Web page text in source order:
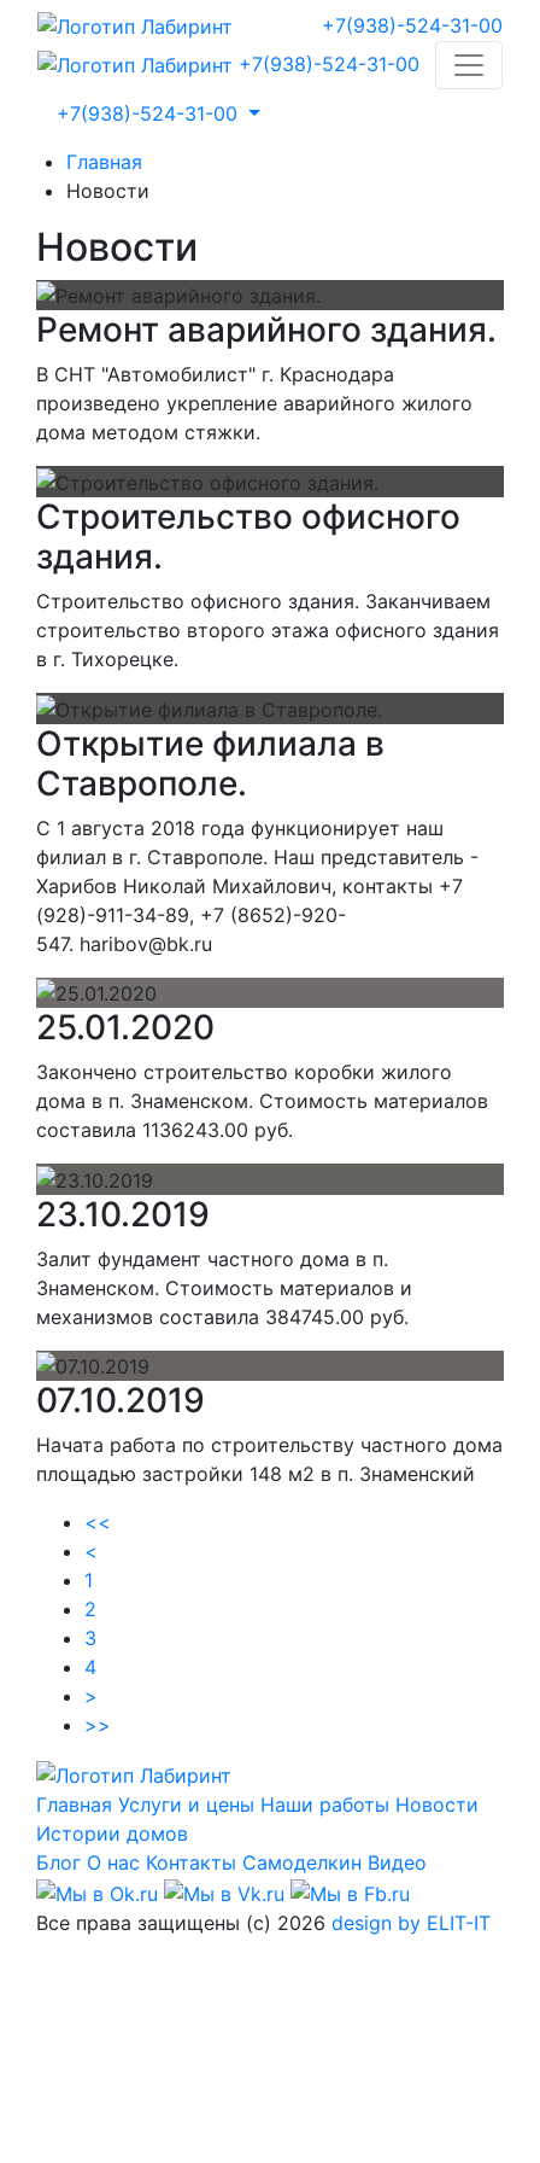
+7(938)-524-31-00
+7(938)-524-31-00
+7(938)-524-31-00
Главная
Новости
Новости
Ремонт аварийного здания.
В СНТ "Автомобилист" г. Краснодара
произведено укрепление аварийного жилого
дома методом стяжки.
Строительство офисного
здания.
Строительство офисного здания. Заканчиваем
строительство второго этажа офисного здания
в г. Тихорецке.
Открытие филиала в
Ставрополе.
С 1 августа 2018 года функционирует наш
филиал в г. Ставрополе. Наш представитель -
Харибов Николай Михайлович, контакты +7
(928)-911-34-89, +7 (8652)-920-
547. haribov@bk.ru
25.01.2020
Закончено строительство коробки жилого
дома в п. Знаменском. Стоимость материалов
составила 1136243.00 руб.
23.10.2019
Залит фундамент частного дома в п.
Знаменском. Стоимость материалов и
механизмов составила 384745.00 руб.
07.10.2019
Начата работа по строительству частного дома
площадью застройки 148 м2 в п. Знаменский
<<
<
1
2
3
4
>
>>
Главная Услуги и цены Наши работы Новости
Истории домов
Блог О нас Контакты Самоделкин Видео
Все права защищены (с) 2026 design by ELIT-IT